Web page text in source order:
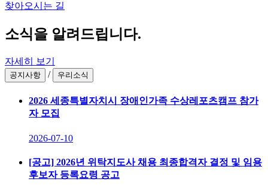
찾아오시는 길
소식을 알려드립니다.
자세히 보기
공지사항 / 우리소식
2026 세종특별자치시 장애인가족 수상레포츠캠프 참가
자 모집
2026-07-10
[공고] 2026년 위탁지도사 채용 최종합격자 결정 및 임용
후보자 등록요령 공고